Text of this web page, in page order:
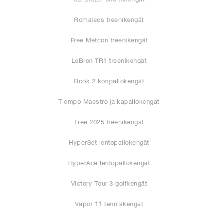
Romaleos treenikengät
Free Metcon treenikengät
LeBron TR1 treenikengät
Book 2 koripallokengät
Tiempo Maestro jalkapallokengät
Free 2025 treenikengät
HyperSet lentopallokengät
HyperAce lentopallokengät
Victory Tour 3 golfkengät
Vapor 11 tenniskengät